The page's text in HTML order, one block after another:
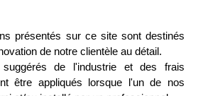
présentés sur ce site sont destinés
de notre clientèle au détail.
de l'industrie et des frais
être appliqués lorsque l'un de nos